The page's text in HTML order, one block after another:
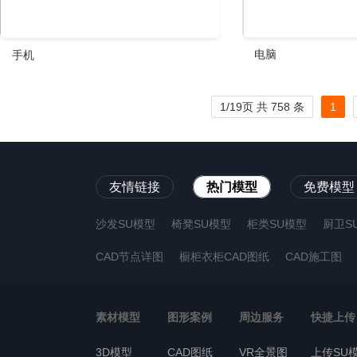
手机 电脑
1/19页 共 758 条 1
友情链接 热门模型 免费模型
沙发SU模型 椅凳SU模型 柜类SU模型 厨卫
CAD节点详图 橱柜衣柜CAD图纸 CAD施工图
素材模型
3D模型
图形案例
CAD图纸
周边服务
VR全景图
快捷上传
上传SU